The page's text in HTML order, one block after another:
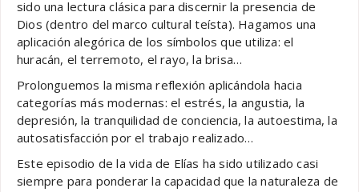
sido una lectura clásica para discernir la presencia de
Dios (dentro del marco cultural teísta). Hagamos una
aplicación alegórica de los símbolos que utiliza: el
huracán, el terremoto, el rayo, la brisa…
Prolonguemos la misma reflexión aplicándola hacia
categorías más modernas: el estrés, la angustia, la
depresión, la tranquilidad de conciencia, la autoestima, la
autosatisfacción por el trabajo realizado…
Este episodio de la vida de Elías ha sido utilizado casi
siempre para ponderar la capacidad que la naturaleza de